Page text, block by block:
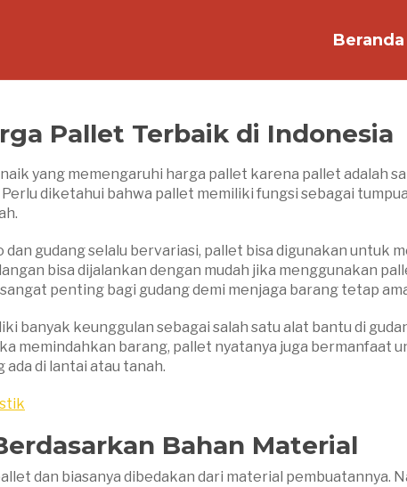
Beranda
Pallet Terbaik di Indonesia
yang memengaruhi harga pallet karena pallet adalah
diketahui bahwa pallet memiliki fungsi sebagai
gudang selalu bervariasi, pallet bisa digunakan untuk
bisa dijalankan dengan mudah jika menggunakan
penting bagi gudang demi menjaga barang tetap
banyak keunggulan sebagai salah satu alat bantu di
memindahkan barang, pallet nyatanya juga bermanfaat
di lantai atau tanah.
Bahan Material
dan biasanya dibedakan dari material pembuatannya.